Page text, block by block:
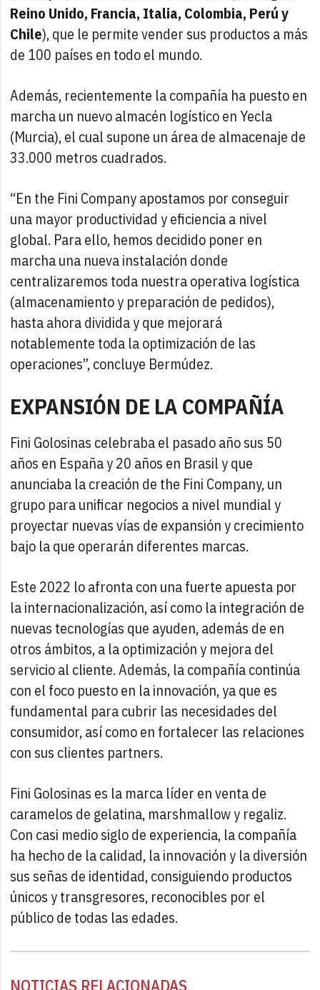
Reino Unido, Francia, Italia, Colombia, Perú y
Chile), que le permite vender sus productos a más
de 100 países en todo el mundo.
Además, recientemente la compañía ha puesto en
marcha un nuevo almacén logístico en Yecla
(Murcia), el cual supone un área de almacenaje de
33.000 metros cuadrados.
“En the Fini Company apostamos por conseguir
una mayor productividad y eficiencia a nivel
global. Para ello, hemos decidido poner en
marcha una nueva instalación donde
centralizaremos toda nuestra operativa logística
(almacenamiento y preparación de pedidos),
hasta ahora dividida y que mejorará
notablemente toda la optimización de las
operaciones”, concluye Bermúdez.
EXPANSIÓN DE LA COMPAÑÍA
Fini Golosinas celebraba el pasado año sus 50
años en España y 20 años en Brasil y que
anunciaba la creación de the Fini Company, un
grupo para unificar negocios a nivel mundial y
proyectar nuevas vías de expansión y crecimiento
bajo la que operarán diferentes marcas.
Este 2022 lo afronta con una fuerte apuesta por
la internacionalización, así como la integración de
nuevas tecnologías que ayuden, además de en
otros ámbitos, a la optimización y mejora del
servicio al cliente. Además, la compañía continúa
con el foco puesto en la innovación, ya que es
fundamental para cubrir las necesidades del
consumidor, así como en fortalecer las relaciones
con sus clientes partners.
Fini Golosinas es la marca líder en venta de
caramelos de gelatina, marshmallow y regaliz.
Con casi medio siglo de experiencia, la compañía
ha hecho de la calidad, la innovación y la diversión
sus señas de identidad, consiguiendo productos
únicos y transgresores, reconocibles por el
público de todas las edades.
NOTICIAS RELACIONADAS